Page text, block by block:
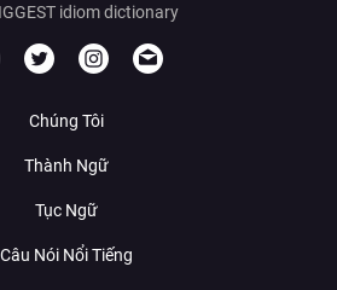
idiom dictionary
Chúng Tôi
Thành Ngữ
Tục Ngữ
Câu Nói Nổi Tiếng